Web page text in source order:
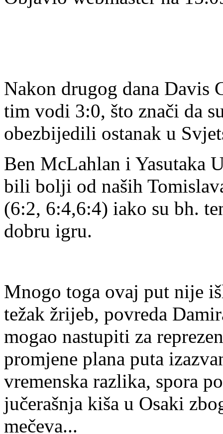
Nakon drugog dana Davis
tim vodi 3:0, što znači da
obezbijedili ostanak u
Ben McLahlan i Yasutaka
bili bolji od naših
(6:2, 6:4,6:4) iako su bh.
dobru igru.
Mnogo toga ovaj put nije
težak žrijeb, povreda
mogao nastupiti za
promjene plana puta
vremenska razlika, spora
jučerašnja kiša u Osaki
mečeva...